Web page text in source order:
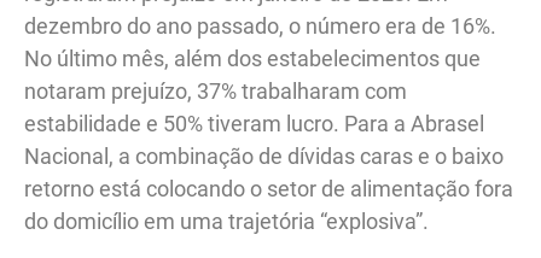
dezembro do ano passado, o número era de 16%.
No último mês, além dos estabelecimentos que
notaram prejuízo, 37% trabalharam com
estabilidade e 50% tiveram lucro. Para a Abrasel
Nacional, a combinação de dívidas caras e o baixo
retorno está colocando o setor de alimentação fora
do domicílio em uma trajetória “explosiva”.